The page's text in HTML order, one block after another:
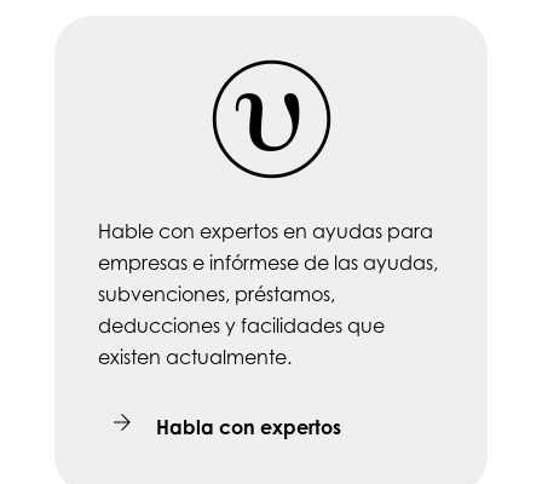
Hable con expertos en ayudas para
empresas e infórmese de las ayudas,
subvenciones, préstamos,
deducciones y facilidades que
existen actualmente.
Habla con expertos